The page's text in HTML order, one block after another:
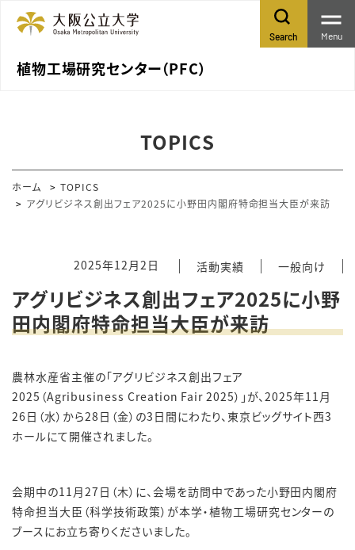
植物工場研究センター（PFC）
Search Menu
TOPICS
ホーム
TOPICS
アグリビジネス創出フェア2025に小野田内閣府特命担当大臣が来訪
2025年12月2日 活動実績 一般向け
アグリビジネス創出フェア2025に小野
田内閣府特命担当大臣が来訪
農林水産省主催の「アグリビジネス創出フェア
2025 （Agribusiness Creation Fair 2025）」が、2025年11月
26日（水）から28 日（金）の3 日間にわたり、東京ビッグサイト西3
ホールにて開催されました。
会期中の11月27 日（木）に、会場を訪問中であった小野田内閣府
特命担当大臣（科学技術政策）が本学・植物工場研究センターの
ブースにお立ち寄りくださいました。